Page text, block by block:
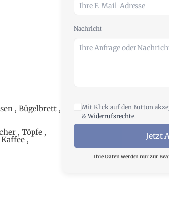
, Bügelbrett ,
, Töpfe ,
,
Nachricht
Mit Klick auf den Button
&Widerrufsrechte.
Jetzt
Ihre Daten werden nur zur